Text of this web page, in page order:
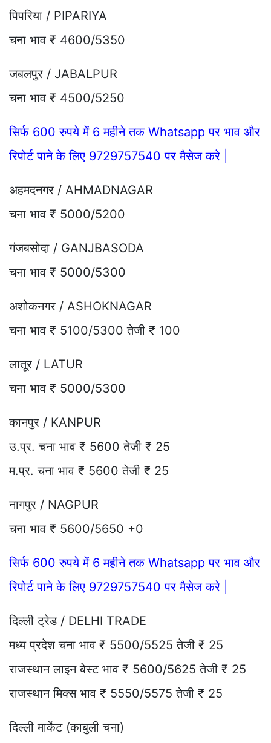
पिपरिया / PIPARIYA
चना भाव ₹ 4600/5350
जबलपुर / JABALPUR
चना भाव ₹ 4500/5250
सिर्फ 600 रुपये में 6 महीने तक Whatsapp पर भाव और
रिपोर्ट पाने के लिए 9729757540 पर मैसेज करे |
अहमदनगर / AHMADNAGAR
चना भाव ₹ 5000/5200
गंजबसोदा / GANJBASODA
चना भाव ₹ 5000/5300
अशोकनगर / ASHOKNAGAR
चना भाव ₹ 5100/5300 तेजी ₹ 100
लातूर / LATUR
चना भाव ₹ 5000/5300
कानपुर / KANPUR
उ.प्र. चना भाव ₹ 5600 तेजी ₹ 25
म.प्र. चना भाव ₹ 5600 तेजी ₹ 25
नागपुर / NAGPUR
चना भाव ₹ 5600/5650 +0
सिर्फ 600 रुपये में 6 महीने तक Whatsapp पर भाव और
रिपोर्ट पाने के लिए 9729757540 पर मैसेज करे |
दिल्ली ट्रेड / DELHI TRADE
मध्य प्रदेश चना भाव ₹ 5500/5525 तेजी ₹ 25
राजस्थान लाइन बेस्ट भाव ₹ 5600/5625 तेजी ₹ 25
राजस्थान मिक्स भाव ₹ 5550/5575 तेजी ₹ 25
दिल्ली मार्केट (काबुली चना)